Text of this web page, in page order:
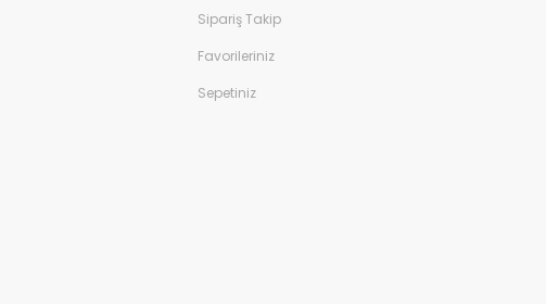
Sipariş Takip
Favorileriniz
Sepetiniz